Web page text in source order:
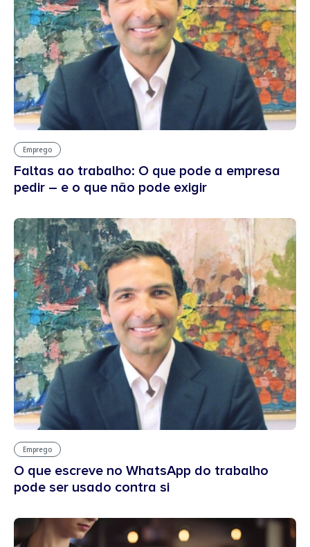
Emprego
Faltas ao trabalho: O que pode a empresa
pedir – e o que não pode exigir
Emprego
O que escreve no WhatsApp do trabalho
pode ser usado contra si